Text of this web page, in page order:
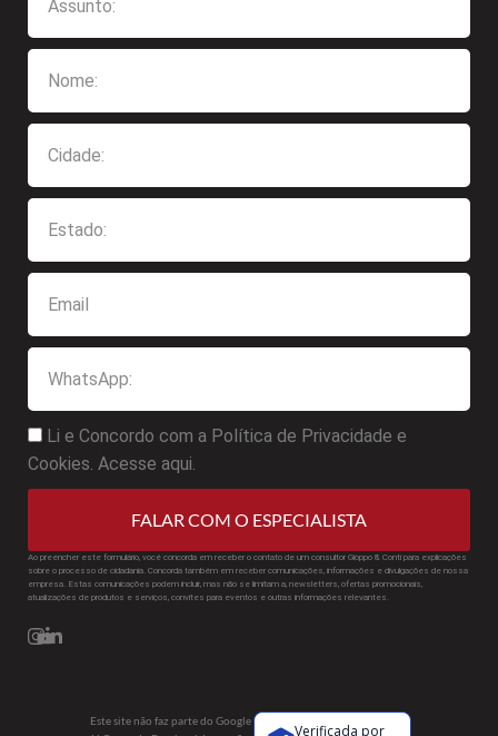
Li e Concordo com a Política de Privacidade e
Cookies. Acesse aqui.
FALAR COM O ESPECIALISTA
Ao preencher este formulário, você concorda em receber o contato de um consultor Gioppo & Conti para explicações
sobre o processo de cidadania. Concorda também em receber comunicações, informações e divulgações de nossa
empresa. Estas comunicações podem incluir, mas não se limitam a, newsletters, ofertas promocionais,
atualizações de produtos e serviços, convites para eventos e outras informações relevantes.
Este site não faz parte do Google
Verificada por